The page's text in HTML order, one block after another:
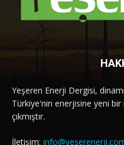
Yeşeren Enerji Dergisi,
Türkiye'nin enerjisine yeni
çıkmıştır.
İletişim: